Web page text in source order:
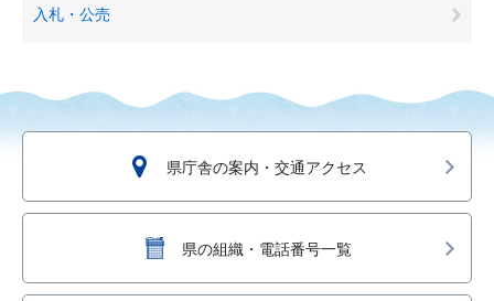
入札・公売
県庁舎の案内・交通アクセス
県の組織・電話番号一覧